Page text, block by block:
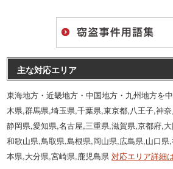
主な対応エリア
東海地方・近畿地方・中国地方・九州地方を
木県,群馬県,埼玉県,千葉県,東京都,八王子,神
静岡県,愛知県,名古屋,三重県,滋賀県,京都府,
和歌山県,鳥取県,島根県,岡山県,広島県,山口
本県,大分県,宮崎県,鹿児島県対応エリア詳細